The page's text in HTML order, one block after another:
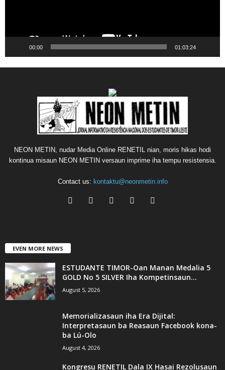
00:00 01:03:24
NEON METIN, nudar Media Online RENETIL nian, moris hikas hodi
kontinua misaun NEON METIN versaun imprime iha tempu resistensia.
Contact us: kontaktu@neonmetin.info
EVEN MORE NEWS
ESTUDANTE TIMOR-Oan Manan Medalia 5
GOLD No 5 SILVER Iha Kompetinsaun...
August 5, 2026
Memorializasaun iha Era Dijital:
Interpretasaun ba Reasaun Facebook kona-
ba Lú-Olo
August 4, 2026
Kongresu RENETIL Dala IX Hasai Rezolusaun